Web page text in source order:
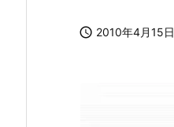
 2010年4月15日